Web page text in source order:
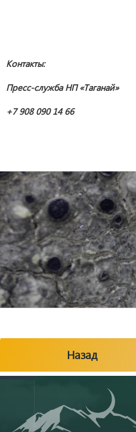
Контакты:
Пресс-служба НП «Таганай»
+7 908 090 14 66
Назад